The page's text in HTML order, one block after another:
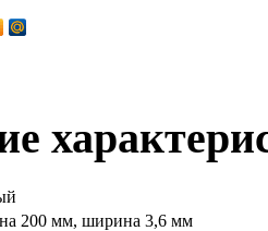
200 мм, ширина 3,6 мм